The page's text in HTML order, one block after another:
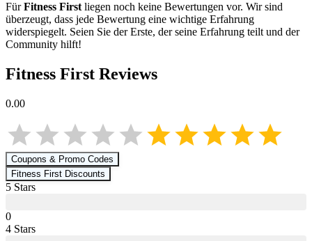
FürFitness Firstliegen noch keine Bewertungen vor. Wir sind
überzeugt, dass jede Bewertung eine wichtige Erfahrung
widerspiegelt. Seien Sie der Erste, der seine Erfahrung teilt und der
Community hilft!
Fitness First Reviews
0.00
Coupons & Promo Codes
Fitness First Discounts
5 Stars
0
4 Stars